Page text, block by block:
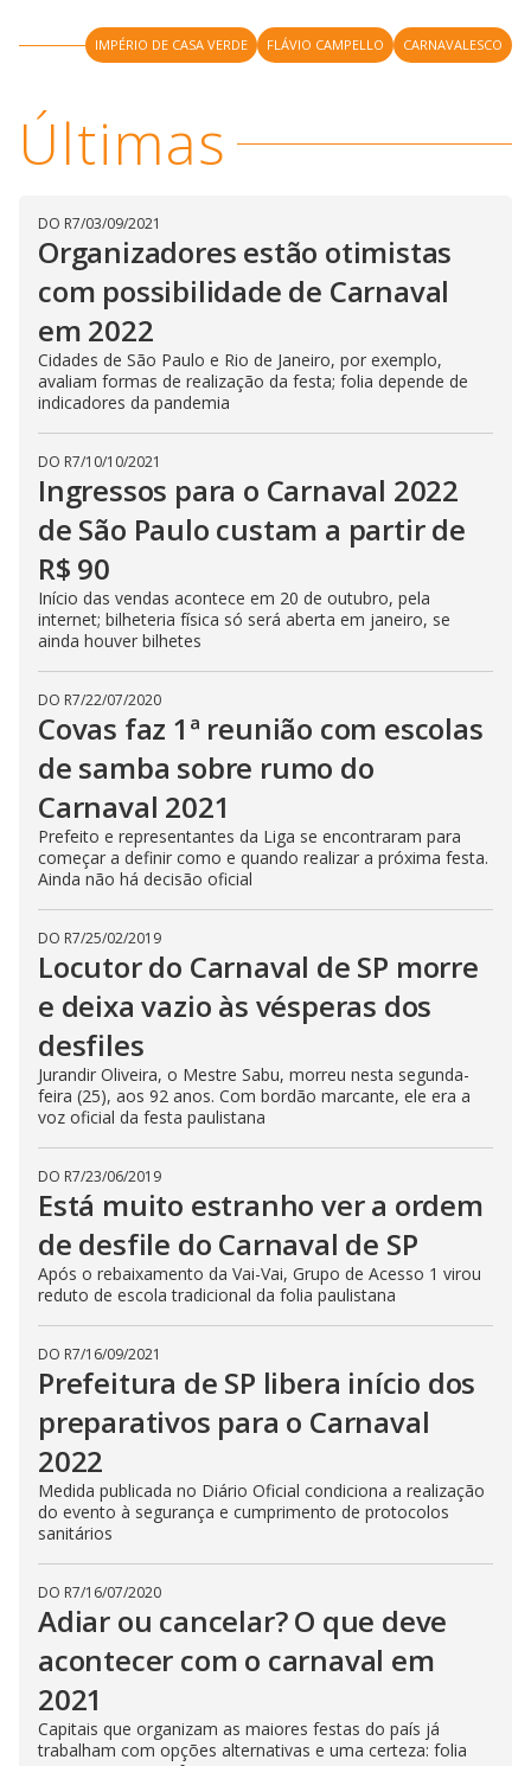
IMPÉRIO DE CASA VERDE FLÁVIO CAMPELLO CARNAVALESCO
Últimas
DO R7/03/09/2021
Organizadores estão otimistas
com possibilidade de Carnaval
em 2022
Cidades de São Paulo e Rio de Janeiro, por exemplo,
avaliam formas de realização da festa; folia depende de
indicadores da pandemia
DO R7/10/10/2021
Ingressos para o Carnaval 2022
de São Paulo custam a partir de
R$ 90
Início das vendas acontece em 20 de outubro, pela
internet; bilheteria física só será aberta em janeiro, se
ainda houver bilhetes
DO R7/22/07/2020
Covas faz 1ª reunião com escolas
de samba sobre rumo do
Carnaval 2021
Prefeito e representantes da Liga se encontraram para
começar a definir como e quando realizar a próxima festa.
Ainda não há decisão oficial
DO R7/25/02/2019
Locutor do Carnaval de SP morre
e deixa vazio às vésperas dos
desfiles
Jurandir Oliveira, o Mestre Sabu, morreu nesta segunda-
feira (25), aos 92 anos. Com bordão marcante, ele era a
voz oficial da festa paulistana
DO R7/23/06/2019
Está muito estranho ver a ordem
de desfile do Carnaval de SP
Após o rebaixamento da Vai-Vai, Grupo de Acesso 1 virou
reduto de escola tradicional da folia paulistana
DO R7/16/09/2021
Prefeitura de SP libera início dos
preparativos para o Carnaval
2022
Medida publicada no Diário Oficial condiciona a realização
do evento à segurança e cumprimento de protocolos
sanitários
DO R7/16/07/2020
Adiar ou cancelar? O que deve
acontecer com o carnaval em
2021
Capitais que organizam as maiores festas do país já
trabalham com opções alternativas e uma certeza: folia